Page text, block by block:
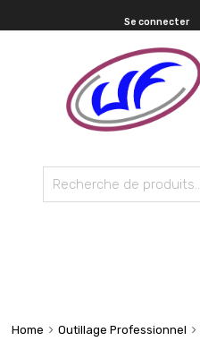
Se connecter
Home Outillage Professionnel